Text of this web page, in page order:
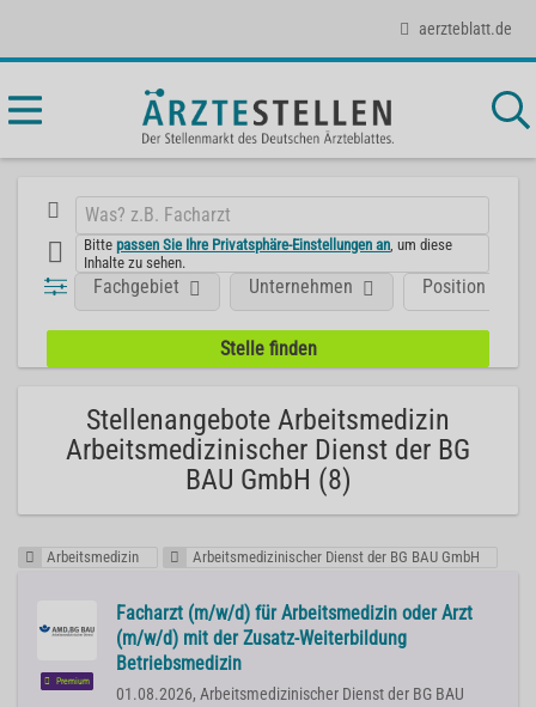
aerzteblatt.de
Bittepassen Sie Ihre Privatsphäre-Einstellungen an , um diese
Inhalte zu sehen.
Position
Fachgebiet Unternehmen
Stellenangebote Arbeitsmedizin
Arbeitsmedizinischer Dienst der BG
BAU GmbH (8)
Arbeitsmedizin Arbeitsmedizinischer Dienst der BG BAU GmbH
Premium
Facharzt (m/w/d) für Arbeitsmedizin oder Arzt
(m/w/d) mit der Zusatz-Weiterbildung
Betriebsmedizin
01.08.2026, Arbeitsmedizinischer Dienst der BG BAU